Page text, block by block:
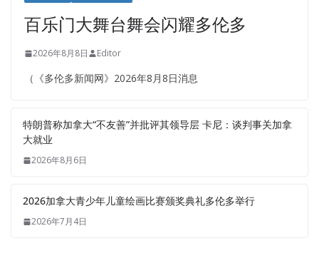
百乐门大舞台舞会闪耀多伦多
2026年8月8日 Editor
（《多伦多新闻网》2026年8月8日消息
特朗普称加拿大“不友善”并批评其领导层 卡尼：谈判事关加拿
大就业
2026年8月6日
2026加拿大青少年儿童绘画比赛颁奖典礼多伦多举行
2026年7月4日